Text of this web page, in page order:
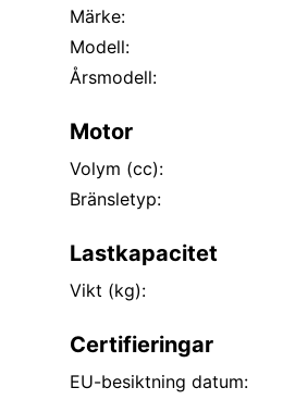
Märke:
Modell:
Årsmodell:
Motor
Volym (cc):
Bränsletyp:
Lastkapacitet
Vikt (kg):
Certifieringar
EU-besiktning datum: